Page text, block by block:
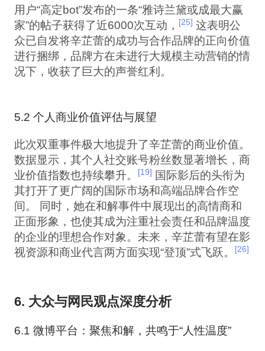
用户“高定bot”发布的一条“雅诗兰黛或成最大赢
家”的帖子获得了近6000次互动， [25] 这表明公
众已自发将辛芷蕾的成功与合作品牌的正向价值
进行捆绑，品牌方在未进行大规模主动营销的情
况下，收获了巨大的声誉红利。
5.2 个人商业价值评估与展望
此次双重事件极大地提升了辛芷蕾的商业价值。
数据显示，其个人社交账号粉丝数显著增长，商
业价值指数也持续攀升。
[19] 国际影后的头衔为
其打开了更广阔的国际市场和高端品牌合作空
间。 同时，她在和解事件中展现出的高情商和
正面形象，也使其成为注重社会责任和品牌温度
的企业的理想合作对象。未来，辛芷蕾有望在影
视资源和商业代言两方面实现“登顶”式飞跃。
[26]
6. 大众与网民观点深度分析
6.1 微博平台：聚焦和解，共鸣于“人性温度”